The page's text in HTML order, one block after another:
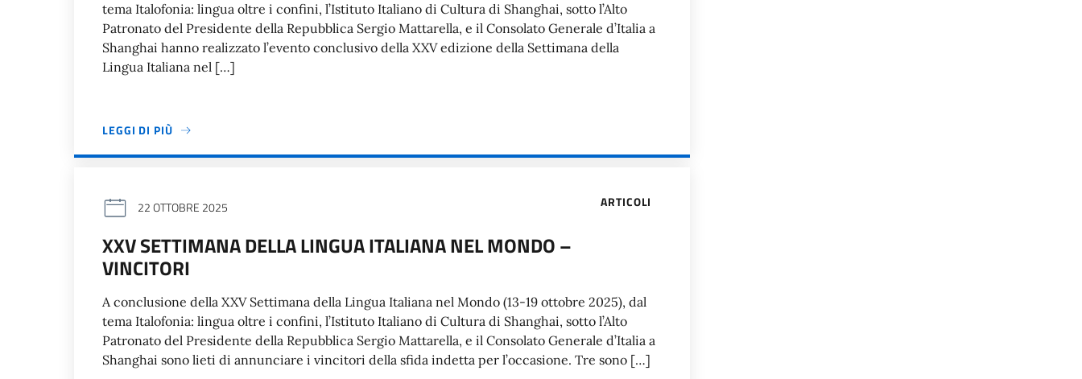
tema Italofonia: lingua oltre i confini, l’Istituto Italiano di Cultura di Shanghai, sotto l’Alto
Patronato del Presidente della Repubblica Sergio Mattarella, e il Consolato Generale d’Italia a
Shanghai hanno realizzato l’evento conclusivo della XXV edizione della Settimana della
Lingua Italiana nel […]
LEGGI DI PIÙ
ARTICOLI
22 OTTOBRE 2025
XXV SETTIMANA DELLA LINGUA ITALIANA NEL MONDO –
VINCITORI
A conclusione della XXV Settimana della Lingua Italiana nel Mondo (13-19 ottobre 2025), dal
tema Italofonia: lingua oltre i confini, l’Istituto Italiano di Cultura di Shanghai, sotto l’Alto
Patronato del Presidente della Repubblica Sergio Mattarella, e il Consolato Generale d’Italia a
Shanghai sono lieti di annunciare i vincitori della sfida indetta per l’occasione. Tre sono […]